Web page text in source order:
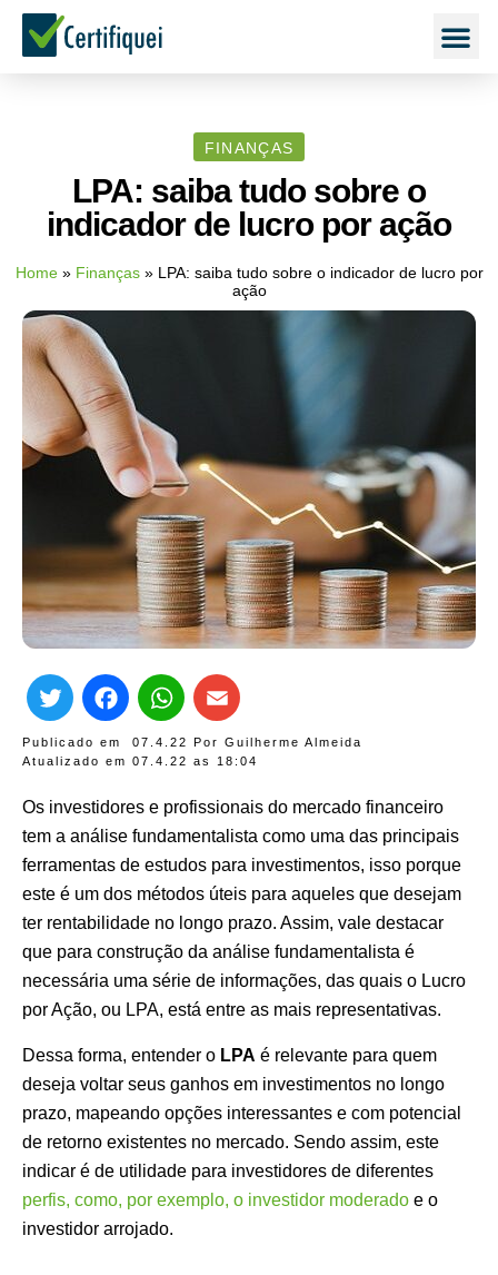
FINANÇAS
LPA: saiba tudo sobre o
indicador de lucro por ação
Home» Finanças» LPA: saiba tudo sobre o indicador de lucro por
ação
Publicado em 07.4.22 Por Guilherme Almeida
Atualizado em 07.4.22 as 18:04
TwitterFacebook
WhatsApp
Os investidores e profissionais do mercado financeiro
tem a análise fundamentalista como uma das principais
ferramentas de estudos para investimentos, isso porque
este é um dos métodos úteis para aqueles que desejam
ter rentabilidade no longo prazo. Assim, vale destacar
que para construção da análise fundamentalista é
necessária uma série de informações, das quais o Lucro
por Ação, ou LPA, está entre as mais representativas.
Dessa forma, entender o LPA é relevante para quem
deseja voltar seus ganhos em investimentos no longo
prazo, mapeando opções interessantes e com potencial
de retorno existentes no mercado. Sendo assim, este
indicar é de utilidade para investidores de diferentes
perfis, como, por exemplo, o investidor moderado e o
investidor arrojado.